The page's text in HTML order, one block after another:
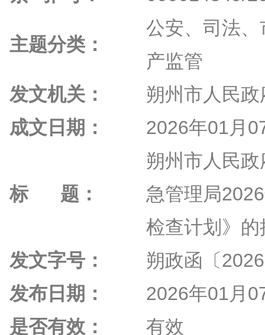
主题分类：
公安、司法
产监管
发文机关：
朔州市人民政
成文日期：
2026年01月
标 题：
朔州市人民
急管理局
检查计划》的
发文字号：
朔政函〔
发布日期：
2026年01月
是否有效：
有效